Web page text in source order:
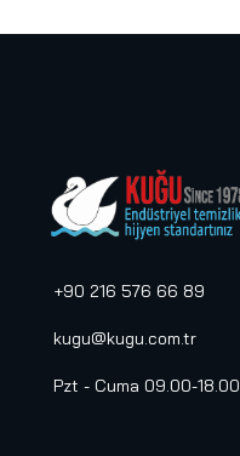
+90 216 576 66 89
kugu@kugu.com.tr
Pzt - Cuma 09.00-18.00